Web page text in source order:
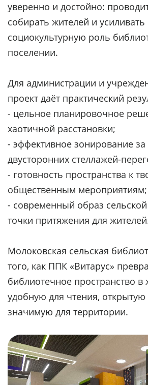
уверенно и достойно:
собирать жителей и усиливать
социокультурную роль
поселении.
Для администрации и
проект даёт практический
- цельное планировочное
хаотичной расстановки;
- эффективное зонирование за
двусторонних стеллажей-
- готовность пространства к
общественным мероприятиям;
- современный образ
точки притяжения для
Молоковская сельская
того, как ППК «Витарус»
библиотечное пространство в
удобную для чтения,
значимую для территории.